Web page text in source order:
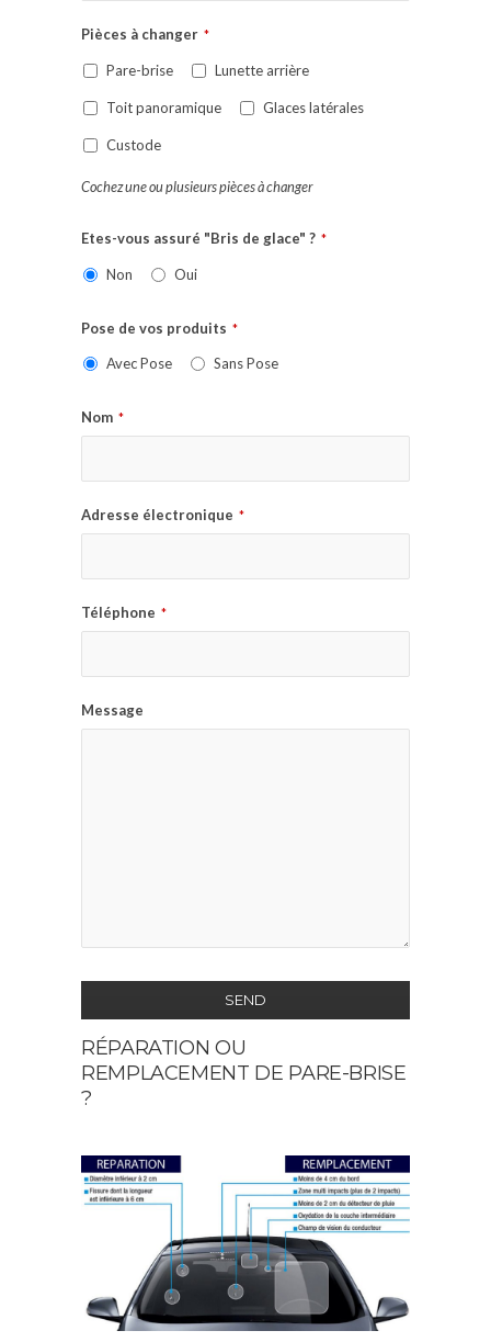
Pièces à changer *
Pare-brise Lunette arrière
Toit panoramique Glaces latérales
Custode
Cochez une ou plusieurs pièces à changer
Etes-vous assuré "Bris de glace" ? *
Non Oui
Pose de vos produits *
Avec Pose Sans Pose
Nom *
Adresse électronique *
Téléphone *
Message
SEND
This
field
should
left
blank
RÉPARATION OU
REMPLACEMENT DE PARE-BRISE
?